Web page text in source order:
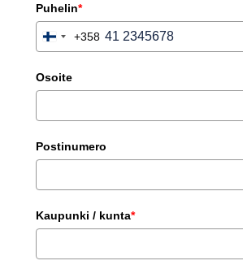
Puhelin*
Finland+358
Osoite
Postinumero
Kaupunki / kunta*